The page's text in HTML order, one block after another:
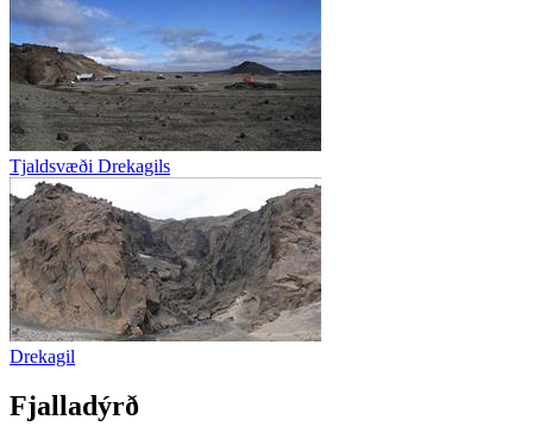
Tjaldsvæði Drekagils
Drekagil
Fjalladýrð